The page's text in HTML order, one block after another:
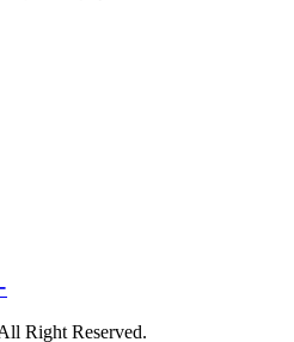
Right Reserved.